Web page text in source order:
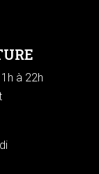
à 22h